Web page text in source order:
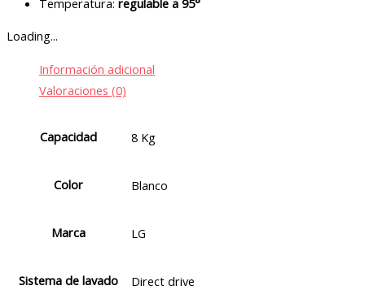
Loading...
Información adicional
Valoraciones (0)
Capacidad 8 Kg
Color Blanco
Marca LG
Sistema de lavado Direct drive